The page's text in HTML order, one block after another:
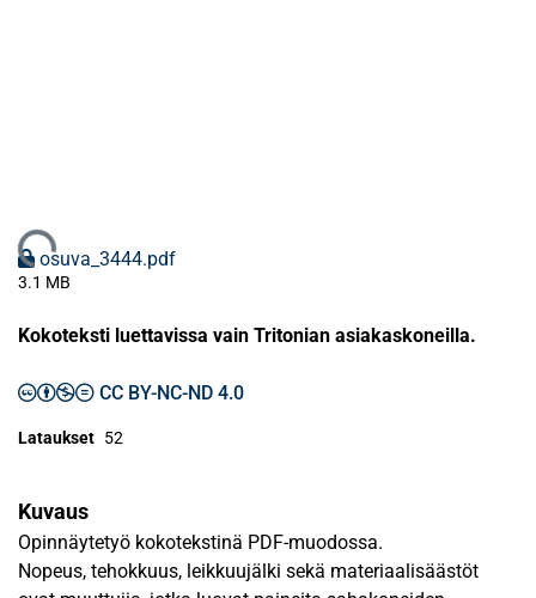
Ladataan...osuva_3444.pdf
3.1 MB
Kokoteksti luettavissa vain Tritonian asiakaskoneilla.
CC BY-NC-ND 4.0
Lataukset 52
Kuvaus
Opinnäytetyö kokotekstinä PDF-muodossa.
Nopeus, tehokkuus, leikkuujälki sekä materiaalisäästöt